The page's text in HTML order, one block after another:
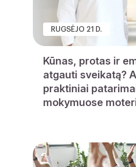
RUGSĖJO 21 D.
Kūnas, protas ir
atgauti sveikatą?
praktiniai
mokymuose